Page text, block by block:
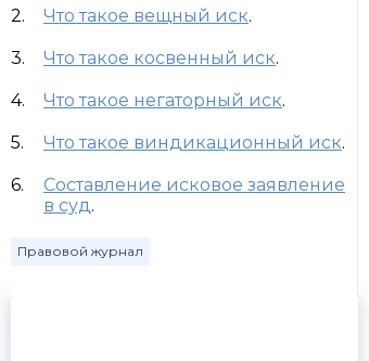
Что такое вещный иск.
Что такое косвенный иск.
Что такое негаторный иск.
Что такое виндикационный иск.
Составление исковое заявление
в суд.
Правовой журнал